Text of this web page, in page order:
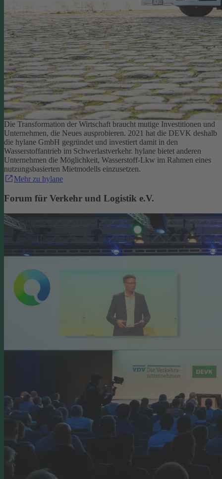
Die Transformation der Wirtschaft braucht mutige Investitionen und
Unternehmen, die Neues ausprobieren. 2021 hat die DEVK deshalb
die hylane GmbH gegründet und investiert damit in den
Wasserstoffantrieb im Schwerlastverkehr. hylane bietet anderen
Unternehmen die Möglichkeit, Wasserstoff-Lkw im Rahmen eines
nutzungsbasierten Mietmodells einzusetzen.
Mehr zu hylane
Forum für Verkehr und Logistik e.V.